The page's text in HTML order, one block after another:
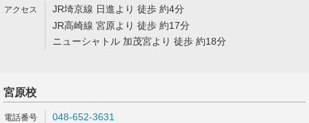
JR埼京線 日進より 徒歩 約4分
JR高崎線 宮原より 徒歩 約17分
ニューシャトル 加茂宮より 徒歩 約18分
宮原校
048-652-3631